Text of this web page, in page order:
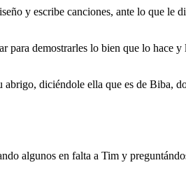
y escribe canciones, ante lo que le
para demostrarles lo bien que lo hace
diciéndole ella que es de Biba,
algunos en falta a Tim y